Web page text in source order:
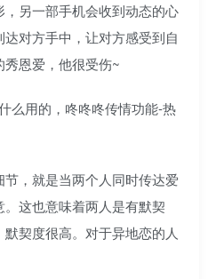
另一部手机会收到动态的心
对方手中，让对方感受到自
恩爱，他很受伤~
，就是当两个人同时传达爱
这也意味着两人是有默契
契度很高。对于异地恋的人